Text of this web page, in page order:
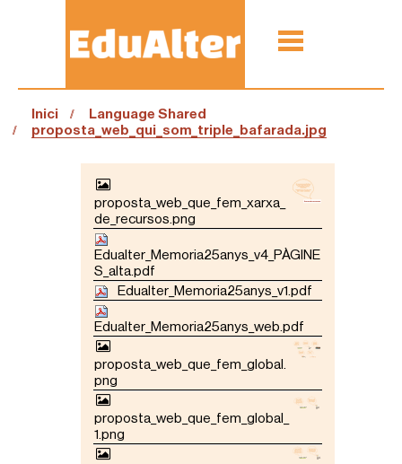
Inici
Language Shared
proposta_web_qui_som_triple_bafarada.jpg
N
A
V
E
G
A
C
Ó
proposta_web_que_fem_xarxa_
de_recursos.png
Edualter_Memoria25anys_v4_PÀGINE
S_alta.pdf
Edualter_Memoria25anys_v1.pdf
Edualter_Memoria25anys_web.pdf
proposta_web_que_fem_global.
png
proposta_web_que_fem_global_
1.png